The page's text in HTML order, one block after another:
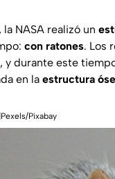
NASA realizó un
con ratones. Los
y durante este
en la estructura
Pixabay